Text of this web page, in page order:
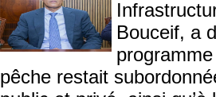
Bouceif, a
pêche restait